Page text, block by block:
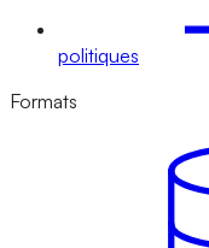
politiques
Formats